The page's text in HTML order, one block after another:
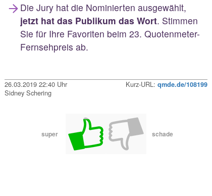
Die Jury hat die Nominierten ausgewählt,
jetzt hat das Publikum das Wort. Stimmen
Sie für Ihre Favoriten beim 23. Quotenmeter-
Fernsehpreis ab.
26.03.2019 22:40 Uhr Kurz-URL: qmde.de/108199
Sidney Schering
super schade